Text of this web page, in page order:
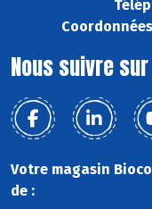
Coordonnées
Nous suivre sur
Votre magasin
de :